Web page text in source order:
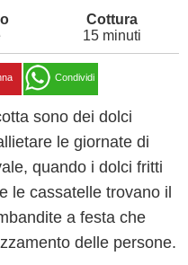
15 minuti
Condividi
sono dei dolci
le giornate di
quando i dolci fritti
le cassatelle trovano il
a festa che
delle persone.